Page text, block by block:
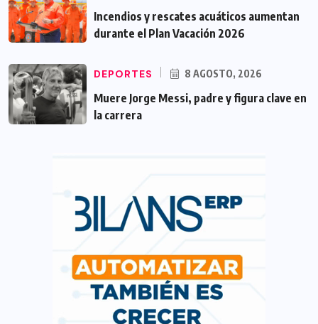
Incendios y rescates acuáticos aumentan
durante el Plan Vacación 2026
DEPORTES 8 AGOSTO, 2026
Muere Jorge Messi, padre y figura clave en
la carrera